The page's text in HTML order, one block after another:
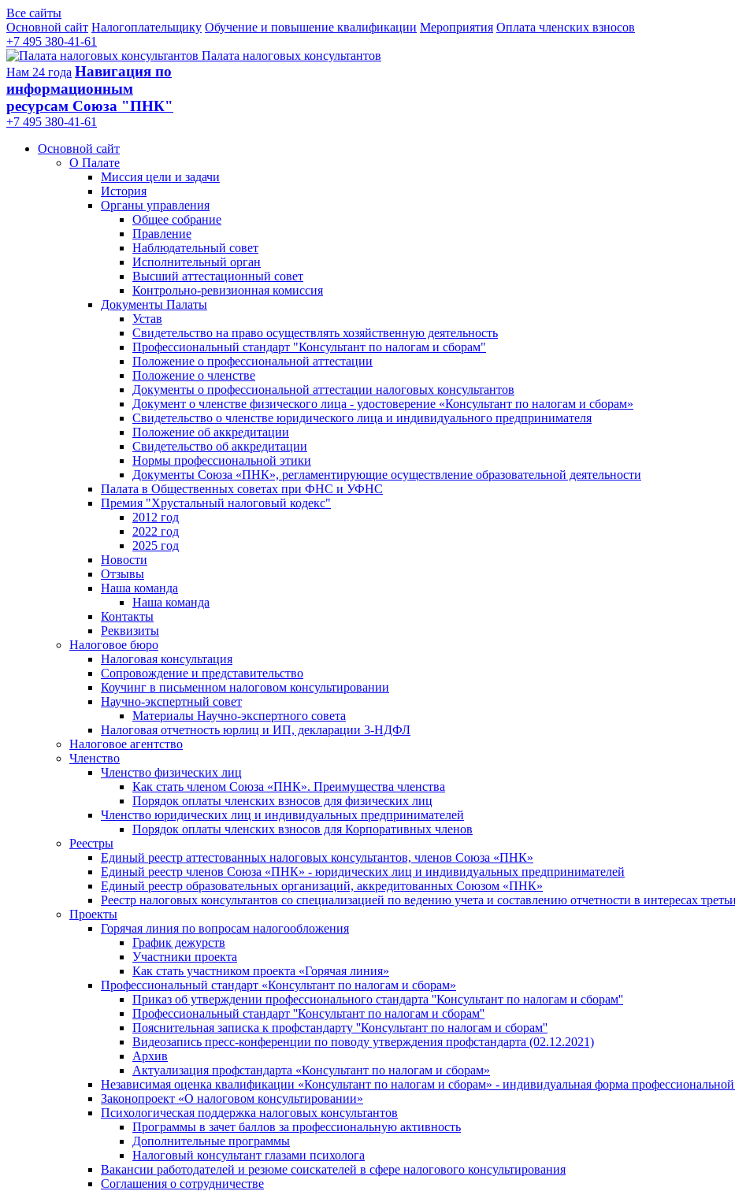
Все сайты
Основной сайт Налогоплательщику Обучение и повышение квалификации Мероприятия Оплата членских взносов
+7 495 380-41-61
Палата налоговых консультантов
Нам 24 года Навигация по
информационным
ресурсам Союза "ПНК"
+7 495 380‑41‑61
Основной сайт
О Палате
Миссия цели и задачи
История
Органы управления
Общее собрание
Правление
Наблюдательный совет
Исполнительный орган
Высший аттестационный совет
Контрольно-ревизионная комиссия
Документы Палаты
Устав
Свидетельство на право осуществлять хозяйственную деятельность
Профессиональный стандарт "Консультант по налогам и сборам"
Положение о профессиональной аттестации
Положение о членстве
Документы о профессиональной аттестации налоговых консультантов
Документ о членстве физического лица - удостоверение «Консультант по налогам и сборам»
Свидетельство о членстве юридического лица и индивидуального предпринимателя
Положение об аккредитации
Свидетельство об аккредитации
Нормы профессиональной этики
Документы Союза «ПНК», регламентирующие осуществление образовательной деятельности
Палата в Общественных советах при ФНС и УФНС
Премия "Хрустальный налоговый кодекс"
2012 год
2022 год
2025 год
Новости
Отзывы
Наша команда
Наша команда
Контакты
Реквизиты
Налоговое бюро
Налоговая консультация
Cопровождение и представительство
Коучинг в письменном налоговом консультировании
Научно-экспертный совет
Материалы Научно-экспертного совета
Налоговая отчетность юрлиц и ИП, декларации 3-НДФЛ
Налоговое агентство
Членство
Членство физических лиц
Как стать членом Союза «ПНК». Преимущества членства
Порядок оплаты членских взносов для физических лиц
Членство юридических лиц и индивидуальных предпринимателей
Порядок оплаты членских взносов для Корпоративных членов
Реестры
Единый реестр аттестованных налоговых консультантов, членов Союза «ПНК»
Единый реестр членов Союза «ПНК» - юридических лиц и индивидуальных предпринимателей
Единый реестр образовательных организаций, аккредитованных Союзом «ПНК»
Реестр налоговых консультантов со специализацией по ведению учета и составлению отчетности в интересах
Проекты
Горячая линия по вопросам налогообложения
График дежурств
Участники проекта
Как стать участником проекта «Горячая линия»
Профессиональный стандарт «Консультант по налогам и сборам»
Приказ об утверждении профессионального стандарта ''Консультант по налогам и сборам''
Профессиональный стандарт ''Консультант по налогам и сборам''
Пояснительная записка к профстандарту ''Консультант по налогам и сборам''
Видеозапись пресс-конференции по поводу утверждения профстандарта (02.12.2021)
Архив
Актуализация профстандарта «Консультант по налогам и сборам»
Независимая оценка квалификации «Консультант по налогам и сборам» - индивидуальная форма
Законопроект «О налоговом консультировании»
Психологическая поддержка налоговых консультантов
Программы в зачет баллов за профессиональную активность
Дополнительные программы
Налоговый консультант глазами психолога
Вакансии работодателей и резюме соискателей в сфере налогового консультирования
Соглашения о сотрудничестве